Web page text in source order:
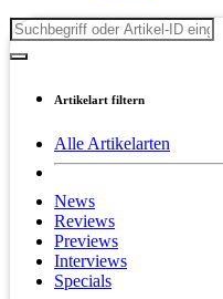
Artikelart filtern
Alle Artikelarten
News
Reviews
Previews
Interviews
Specials